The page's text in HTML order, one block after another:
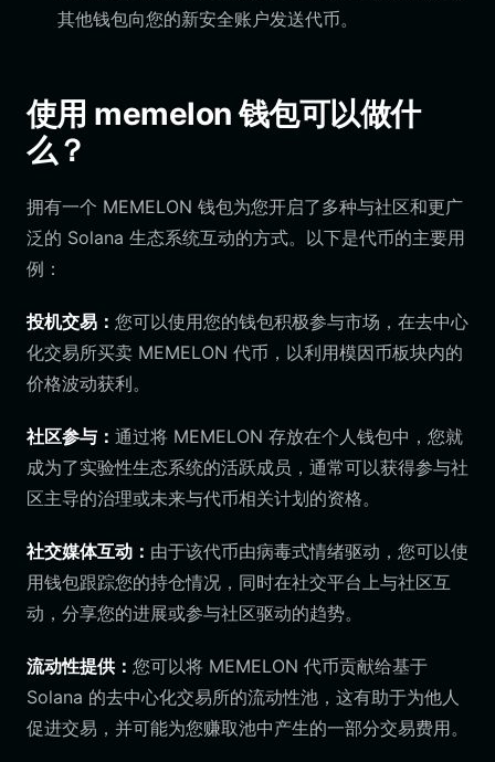
其他钱包向您的新安全账户发送代币。
使用 memelon 钱包可以做什
么？
拥有一个 MEMELON 钱包为您开启了多种与社区和更广
泛的 Solana 生态系统互动的方式。以下是代币的主要用
例：
投机交易： 您可以使用您的钱包积极参与市场，在去中心
化交易所买卖 MEMELON 代币，以利用模因币板块内的
价格波动获利。
社区参与： 通过将 MEMELON 存放在个人钱包中，您就
成为了实验性生态系统的活跃成员，通常可以获得参与社
区主导的治理或未来与代币相关计划的资格。
社交媒体互动： 由于该代币由病毒式情绪驱动，您可以使
用钱包跟踪您的持仓情况，同时在社交平台上与社区互
动，分享您的进展或参与社区驱动的趋势。
流动性提供： 您可以将 MEMELON 代币贡献给基于
Solana 的去中心化交易所的流动性池，这有助于为他人
促进交易，并可能为您赚取池中产生的一部分交易费用。